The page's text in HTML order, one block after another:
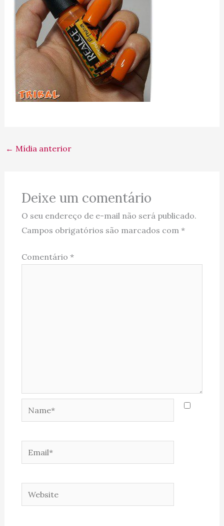
← Mídia anterior
Deixe um comentário
O seu endereço de e-mail não será publicado.
Campos obrigatórios são marcados com *
Comentário *
Name*
Email*
Website